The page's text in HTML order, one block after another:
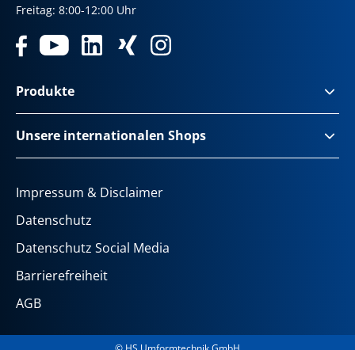
Freitag: 8:00-12:00 Uhr
Produkte
Unsere internationalen Shops
Impressum & Disclaimer
Datenschutz
Datenschutz Social Media
Barrierefreiheit
AGB